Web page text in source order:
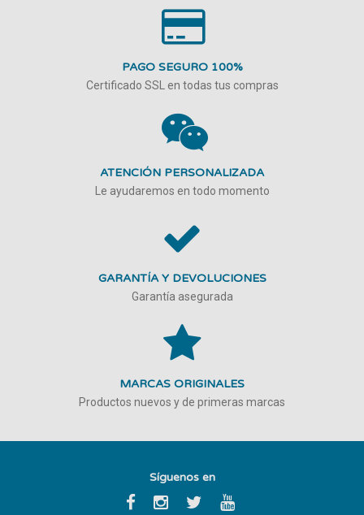
PAGO SEGURO 100%
Certificado SSL en todas tus compras
ATENCIÓN PERSONALIZADA
Le ayudaremos en todo momento
GARANTÍA Y DEVOLUCIONES
Garantía asegurada
MARCAS ORIGINALES
Productos nuevos y de primeras marcas
Síguenos en